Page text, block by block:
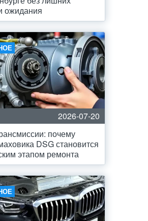
ожидания
2026-07-20
почему
DSG становится
этапом ремонта